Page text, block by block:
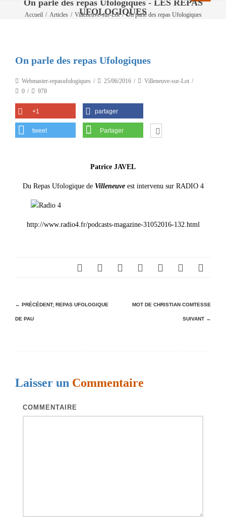
On parle des repas Ufologiques - LES REPAS
UFOLOGIQUES
Accueil / Articles / Villeneuve-sur-Lot / On parle des repas Ufologiques
On parle des repas Ufologiques
Webmaster-repasufologiques 25/06/2016
Villeneuve-sur-Lot
0
978
+1 partager
tweet Partager
Patrice JAVEL
Du Repas Ufologique deVilleneuve est intervenu sur RADIO 4
http://www.radio4.fr/podcasts-magazine-31052016-132.html
N
a
a
← PRÉCÉDENT; REPAS UFOLOGIQUE
DE PAU
MOT DE CHRISTIAN COMTESSE
SUIVANT →
Laisser un Commentaire
COMMENTAIRE